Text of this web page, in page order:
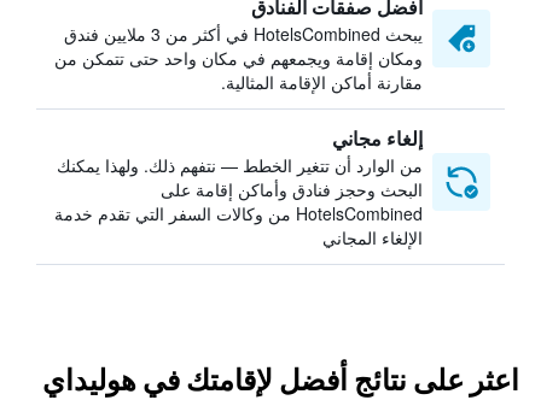
أفضل صفقات الفنادق
يبحث HotelsCombined في أكثر من 3 ملايين فندق
ومكان إقامة ويجمعهم في مكان واحد حتى تتمكن من
مقارنة أماكن الإقامة المثالية.
إلغاء مجاني
من الوارد أن تتغير الخطط — نتفهم ذلك. ولهذا يمكنك
البحث وحجز فنادق وأماكن إقامة على
HotelsCombined من وكالات السفر التي تقدم خدمة
الإلغاء المجاني
اعثر على نتائج أفضل لإقامتك في هوليداي